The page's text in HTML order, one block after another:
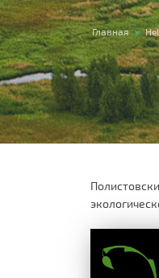
You
are
here
Главная »